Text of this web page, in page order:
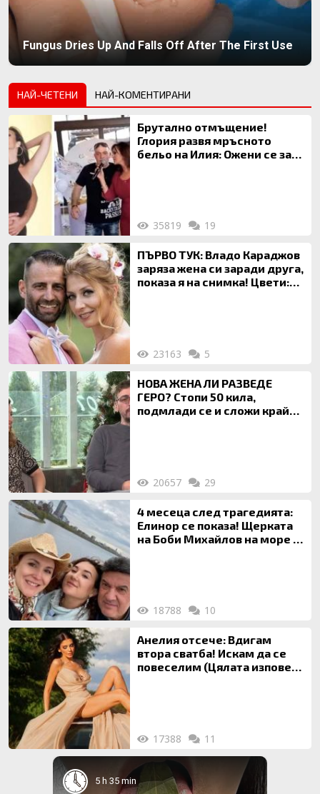
Fungus Dries Up And Falls Off After The First Use
НАЙ-ЧЕТЕНИ НАЙ-КОМЕНТИРАНИ
Брутално отмъщение!
Глория развя мръсното
бельо на Илия: Ожени се за
35819 19
ПЪРВО ТУК: Владо Караджов
заряза жена си заради друга,
показа я на снимка! Цвети:
23163 5
НОВА ЖЕНА ЛИ РАЗВЕДЕ
ГЕРО? Стопи 50 кила,
подмлади се и сложи край
20657 29
4 месеца след трагедията:
Елинор се показа! Щерката
на Боби Михайлов на море с
18788 10
Анелия отсече: Вдигам
втора сватба! Искам да се
повеселим (Цялата изповед
17388 11
5 h 35 min